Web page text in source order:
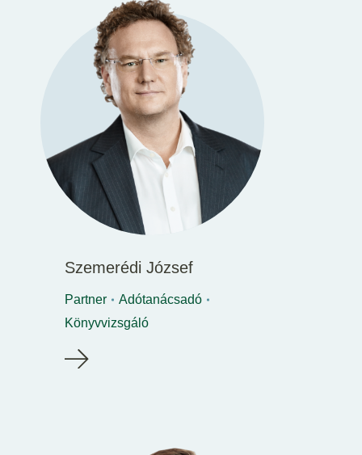
Szemerédi József
Partner
Adótanácsadó
Könyvvizsgáló